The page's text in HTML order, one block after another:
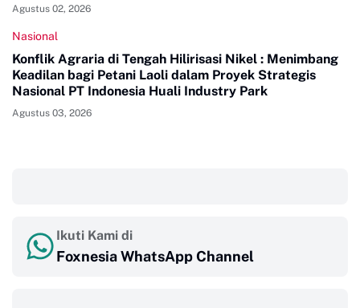
Agustus 02, 2026
Nasional
Konflik Agraria di Tengah Hilirisasi Nikel : Menimbang
Keadilan bagi Petani Laoli dalam Proyek Strategis
Nasional PT Indonesia Huali Industry Park
Agustus 03, 2026
Ikuti Kami di
Foxnesia WhatsApp Channel